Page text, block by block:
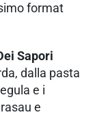
format
Sapori
dalla pasta
e i
e